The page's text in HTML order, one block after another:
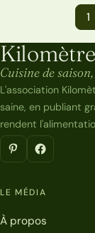
Navigation 1
Kilomètre-0
Cuisine de
L'association
saine, en publiant
rendent
LE MÉDIA
À propos